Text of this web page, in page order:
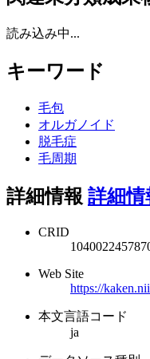
読み込み中...
キーワード
毛包
オルガノイド
脱毛症
毛周期
詳細情報 詳細
CRID
Web Site
https://
本文言語コード
ja